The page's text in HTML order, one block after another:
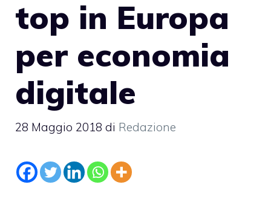
top in Europa
per economia
digitale
28 Maggio 2018 di Redazione